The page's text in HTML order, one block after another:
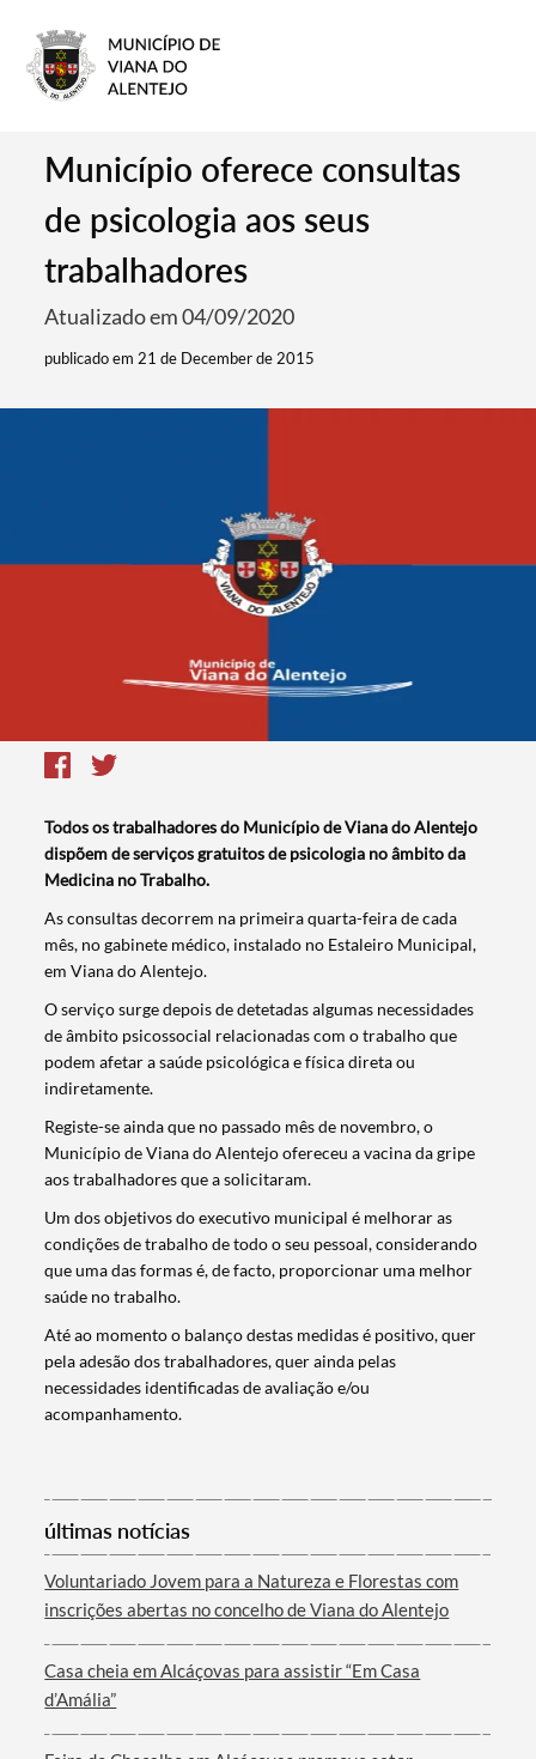
Termo de Pesquisa
Categorias gerais
Filtros
Município oferece consultas
de psicologia aos seus
trabalhadores
Atualizado em 04/09/2020
publicado em 21 de December de 2015
Todos os trabalhadores do Município de Viana do Alentejo
dispõem de serviços gratuitos de psicologia no âmbito da
Medicina no Trabalho.
As consultas decorrem na primeira quarta-feira de cada
mês, no gabinete médico, instalado no Estaleiro Municipal,
em Viana do Alentejo.
O serviço surge depois de detetadas algumas necessidades
de âmbito psicossocial relacionadas com o trabalho que
podem afetar a saúde psicológica e física direta ou
indiretamente.
Registe-se ainda que no passado mês de novembro, o
Município de Viana do Alentejo ofereceu a vacina da gripe
aos trabalhadores que a solicitaram.
Um dos objetivos do executivo municipal é melhorar as
condições de trabalho de todo o seu pessoal, considerando
que uma das formas é, de facto, proporcionar uma melhor
saúde no trabalho.
Até ao momento o balanço destas medidas é positivo, quer
pela adesão dos trabalhadores, quer ainda pelas
necessidades identificadas de avaliação e/ou
acompanhamento.
últimas notícias
Voluntariado Jovem para a Natureza e Florestas com
inscrições abertas no concelho de Viana do Alentejo
Casa cheia em Alcáçovas para assistir “Em Casa
d’Amália”